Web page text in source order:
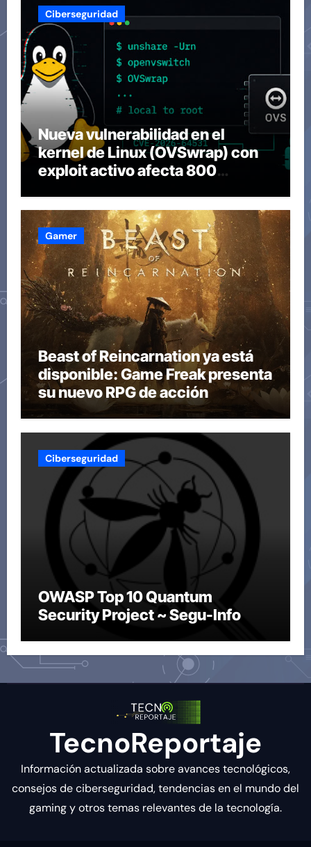
Ciberseguridad
Nueva vulnerabilidad en el
kernel de Linux (OVSwrap) con
exploit activo afecta 800
Gamer
Beast of Reincarnation ya está
disponible: Game Freak presenta
su nuevo RPG de acción
Ciberseguridad
OWASP Top 10 Quantum
Security Project ~ Segu-Info
TecnoReportaje
Información actualizada sobre avances tecnológicos,
consejos de ciberseguridad, tendencias en el mundo del
gaming y otros temas relevantes de la tecnología.